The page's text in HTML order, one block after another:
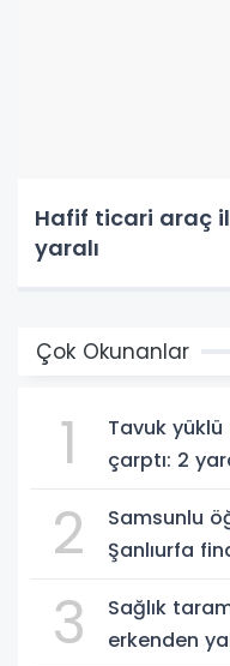
Hafif ticari araç
yaralı
Çok Okunanlar
1
Tavuk
çarptı: 2
2
Samsunlu
Şanlıurfa
3
Sağlık
erkenden